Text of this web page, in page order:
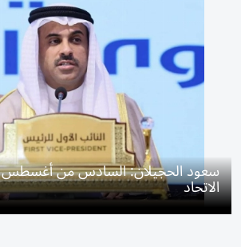
سعود الحجيلان: السادس من أغسطس
الاتحاد